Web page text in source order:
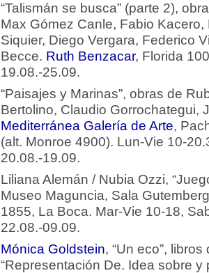
“Talismán se busca” (parte 2),
Max Gómez Canle, Fabio
Siquier, Diego Vergara, Federico
Becce. Ruth Benzacar, Florida
19.08.-25.09.
“Paisajes y Marinas”, obras de
Bertolino, Claudio Gorrochategui,
Mediterránea Galería de Arte,
(alt. Monroe 4900). Lun-Vie 10-
20.08.-19.09.
Liliana Alemán / Nubia Ozzi,
Museo Maguncia, Sala
1855, La Boca. Mar-Vie 10-18,
22.08.-09.09.
Mónica Goldstein, “Un eco”,
“Representación De. Idea sobre y